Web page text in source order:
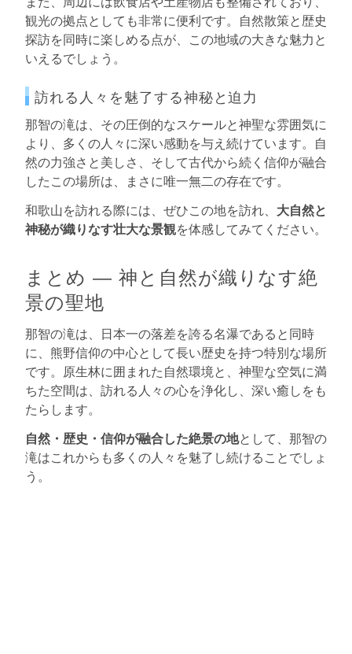
観光の拠点としても非常に便利です。自然散策と歴史
探訪を同時に楽しめる点が、この地域の大きな魅力と
いえるでしょう。
訪れる人々を魅了する神秘と迫力
那智の滝は、その圧倒的なスケールと神聖な雰囲気に
より、多くの人々に深い感動を与え続けています。自
然の力強さと美しさ、そして古代から続く信仰が融合
したこの場所は、まさに唯一無二の存在です。
和歌山を訪れる際には、ぜひこの地を訪れ、 大自然と
神秘が織りなす壮大な景観を体感してみてください。
まとめ ― 神と自然が織りなす絶
景の聖地
那智の滝は、日本一の落差を誇る名瀑であると同時
に、熊野信仰の中心として長い歴史を持つ特別な場所
です。原生林に囲まれた自然環境と、神聖な空気に満
ちた空間は、訪れる人々の心を浄化し、深い癒しをも
たらします。
自然・歴史・信仰が融合した絶景の地として、那智の
滝はこれからも多くの人々を魅了し続けることでしょ
う。